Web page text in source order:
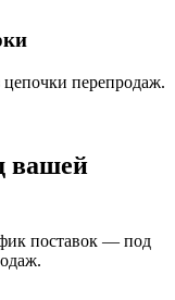
перепродаж.
вашей
поставок — под